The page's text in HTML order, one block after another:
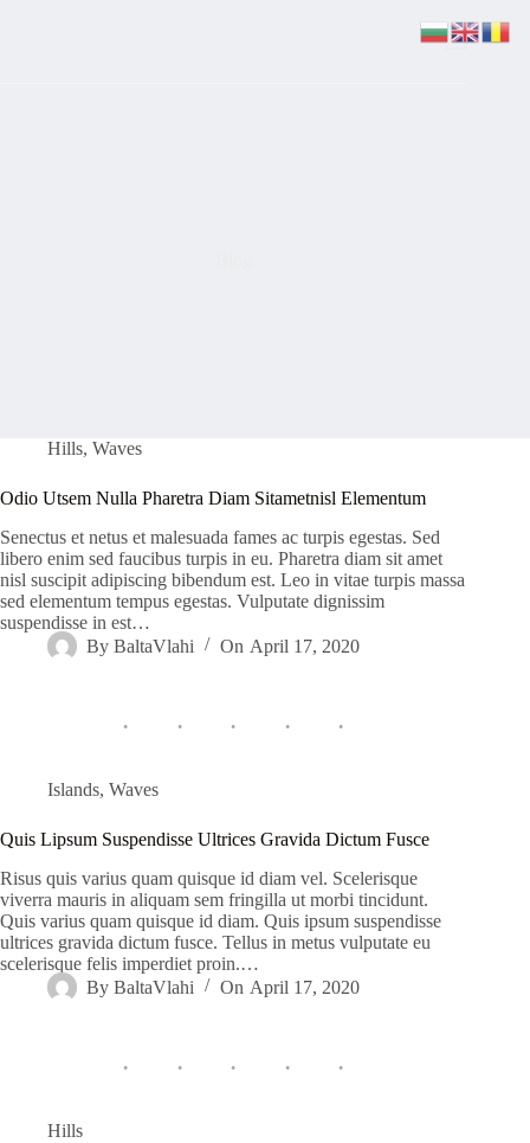
Hills, Waves
Odio Utsem Nulla Pharetra Diam Sitametnisl Elementum
Senectus et netus et malesuada fames ac turpis egestas. Sed
libero enim sed faucibus turpis in eu. Pharetra diam sit amet
nisl suscipit adipiscing bibendum est. Leo in vitae turpis massa
sed elementum tempus egestas. Vulputate dignissim
suspendisse in est…
By BaltaVlahi On April 17, 2020
Islands, Waves
Quis Lipsum Suspendisse Ultrices Gravida Dictum Fusce
Risus quis varius quam quisque id diam vel. Scelerisque
viverra mauris in aliquam sem fringilla ut morbi tincidunt.
Quis varius quam quisque id diam. Quis ipsum suspendisse
ultrices gravida dictum fusce. Tellus in metus vulputate eu
scelerisque felis imperdiet proin.…
By BaltaVlahi On April 17, 2020
Hills